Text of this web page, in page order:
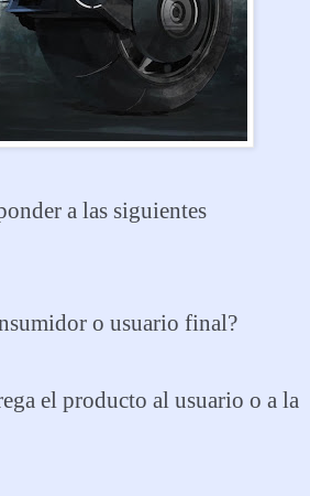
a las siguientes
o usuario final?
el producto al usuario o a la